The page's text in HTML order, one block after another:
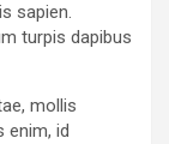
sapien.
turpis dapibus
mollis
enim, id